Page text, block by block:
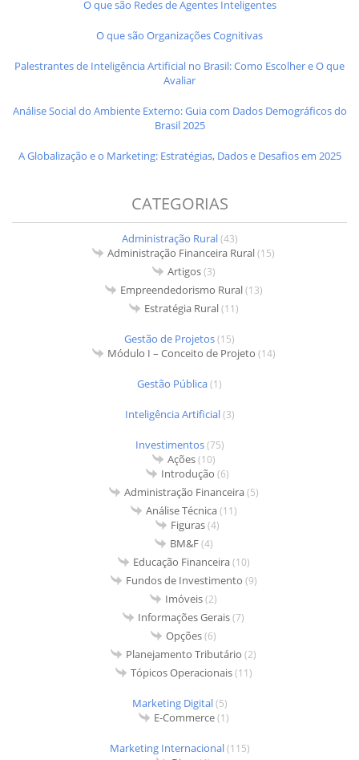
O que são Redes de Agentes Inteligentes
O que são Organizações Cognitivas
Palestrantes de Inteligência Artificial no Brasil: Como Escolher e O que
Avaliar
Análise Social do Ambiente Externo: Guia com Dados Demográficos do
Brasil 2025
A Globalização e o Marketing: Estratégias, Dados e Desafios em 2025
CATEGORIAS
Administração Rural(43)
Administração Financeira Rural(15)
Artigos(3)
Empreendedorismo Rural(13)
Estratégia Rural(11)
Gestão de Projetos(15)
Módulo I – Conceito de Projeto (14)
Gestão Pública(1)
Inteligência Artificial(3)
Investimentos(75)
Ações(10)
Introdução (6)
Administração Financeira(5)
Análise Técnica(11)
Figuras(4)
BM&F(4)
Educação Financeira(10)
Fundos de Investimento (9)
Imóveis(2)
Informações Gerais(7)
Opções(6)
Planejamento Tributário (2)
Tópicos Operacionais(11)
Marketing Digital(5)
E-Commerce(1)
Marketing Internacional(115)